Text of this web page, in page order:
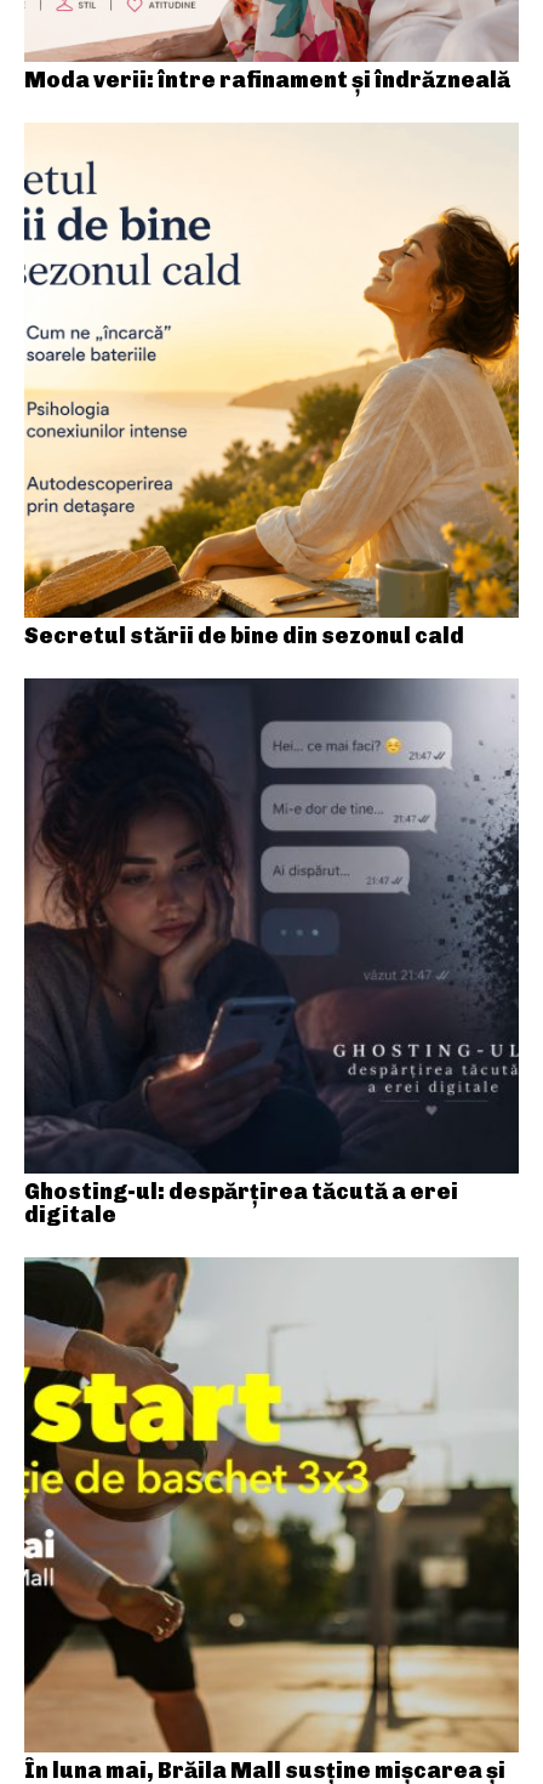
Moda verii: între rafinament și îndrăzneală
Secretul stării de bine din sezonul cald
Ghosting-ul: despărțirea tăcută a erei
digitale
În luna mai, Brăila Mall susține mişcarea și